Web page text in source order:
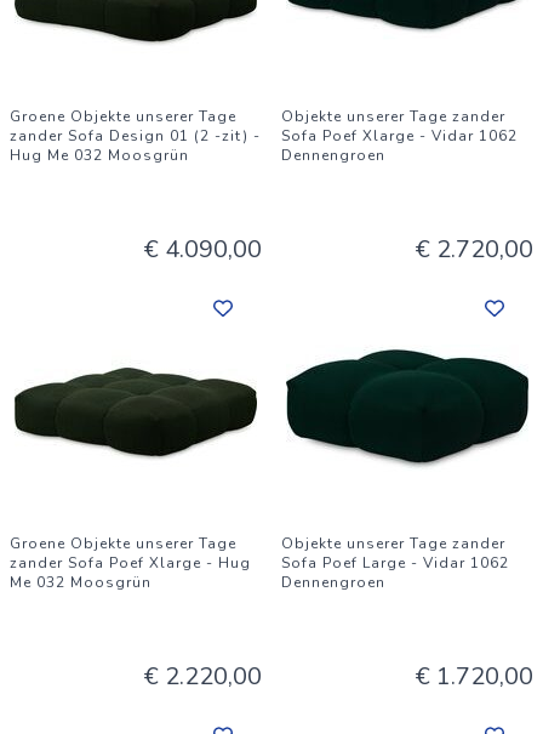
Groene Objekte unserer Tage
zander Sofa Design 01 (2 -zit) -
Hug Me 032 Moosgrün
€ 4.090,00
Objekte unserer Tage zander
Sofa Poef Xlarge - Vidar 1062
Dennengroen
€ 2.720,00
Groene Objekte unserer Tage
zander Sofa Poef Xlarge - Hug
Me 032 Moosgrün
€ 2.220,00
Objekte unserer Tage zander
Sofa Poef Large - Vidar 1062
Dennengroen
€ 1.720,00